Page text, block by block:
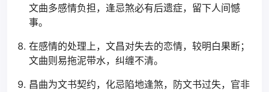
文曲多感情负担，逢忌煞必有后遗症，留下人间憾
事。
在感情的处理上，文昌对失去的恋情，较明白果断；
文曲则易拖泥带水，纠缠不清。
昌曲为文书契约，化忌陷地逢煞，防文书过失，官非